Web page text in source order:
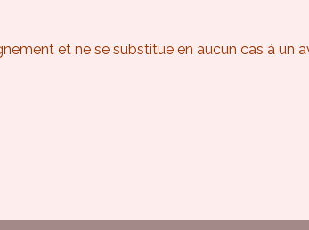
et ne se substitue en aucun cas à un